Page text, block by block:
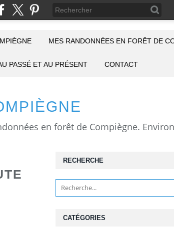
MES RANDONNÉES EN FORÊT DE
PASSÉ ET AU PRÉSENT CONTACT
RECHERCHE
CATÉGORIES